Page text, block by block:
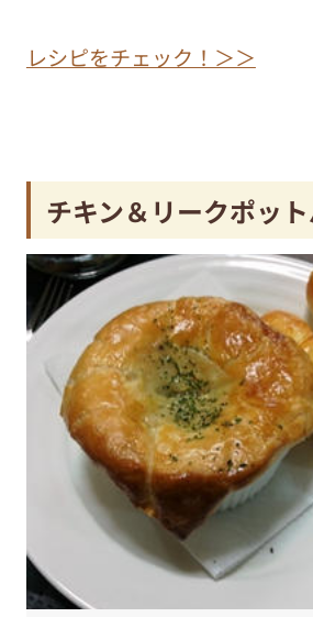
レシピをチェック！＞＞
チキン＆リークポッ